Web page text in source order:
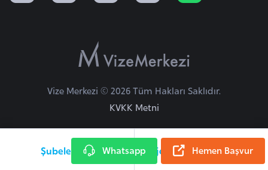
Şubelerimiz Nijer Vize Danışma Hattı
Vize Merkezi © 2026 Tüm Hakları Saklıdır.
KVKK Metni
o
o
Hemen Başvur
Whatsapp